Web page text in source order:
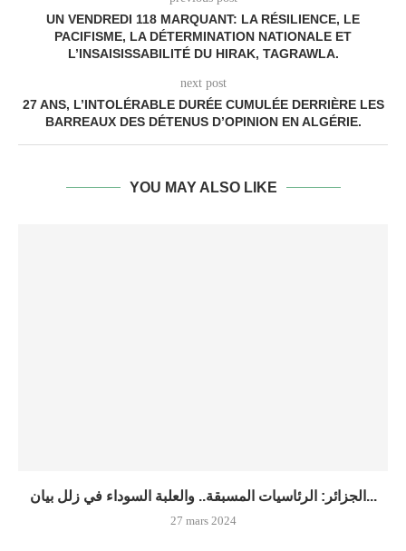
UN VENDREDI 118 MARQUANT: LA RÉSILIENCE, LE
PACIFISME, LA DÉTERMINATION NATIONALE ET
L’INSAISISSABILITÉ DU HIRAK, TAGRAWLA.
next post
27 ANS, L’INTOLÉRABLE DURÉE CUMULÉE DERRIÈRE LES
BARREAUX DES DÉTENUS D’OPINION EN ALGÉRIE.
YOU MAY ALSO LIKE
الجزائر: الرئاسيات المسبقة.. والعلبة السوداء في زلل بيان...
27 mars 2024